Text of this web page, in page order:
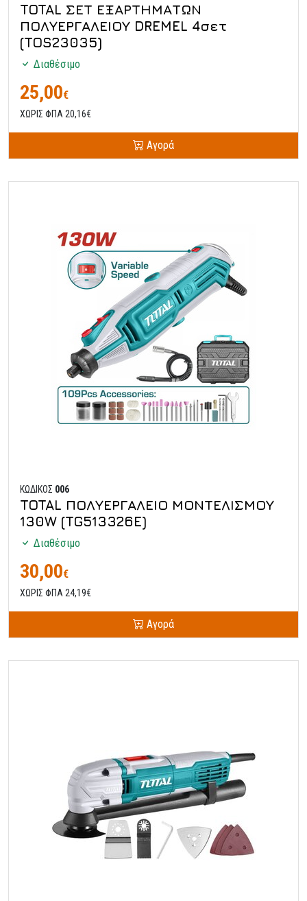
TOTAL ΣΕΤ ΕΞΑΡΤΗΜΑΤΩΝ
ΠΟΛΥΕΡΓΑΛΕΙΟΥ DREMEL 4σετ
(TOS23035)
Διαθέσιμο
25,00€
ΧΩΡΙΣ ΦΠΑ 20,16€
Αγορά
ΚΩΔΙΚΟΣ 006
TOTAL ΠΟΛΥΕΡΓΑΛΕΙΟ ΜΟΝΤΕΛΙΣΜΟΥ
130W (TG513326E)
Διαθέσιμο
30,00€
ΧΩΡΙΣ ΦΠΑ 24,19€
Αγορά